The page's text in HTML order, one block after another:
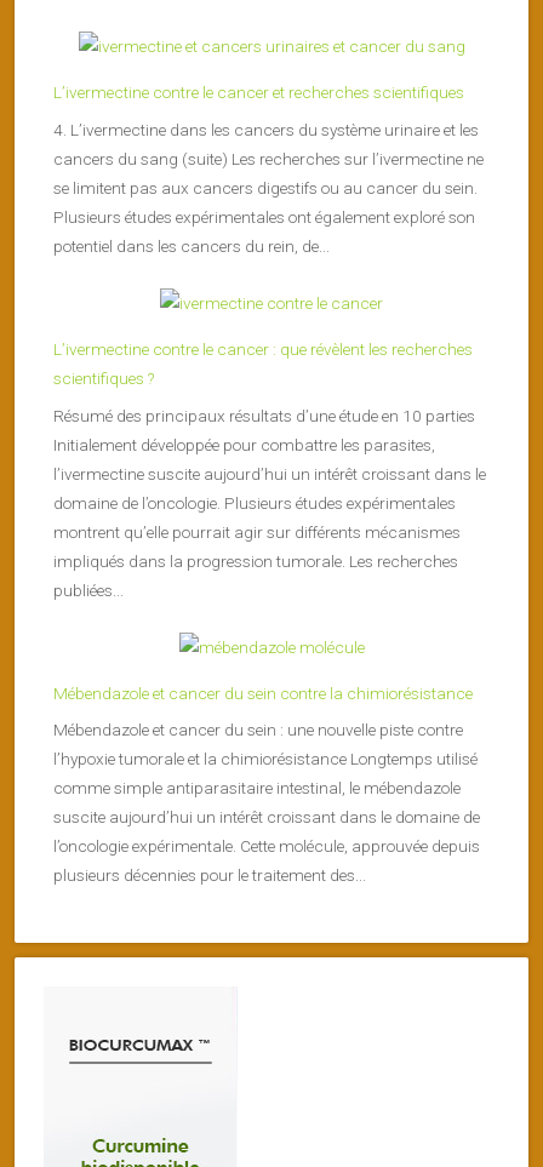
L’ivermectine contre le cancer et recherches scientifiques
4. L’ivermectine dans les cancers du système urinaire et les
cancers du sang (suite) Les recherches sur l’ivermectine ne
se limitent pas aux cancers digestifs ou au cancer du sein.
Plusieurs études expérimentales ont également exploré son
potentiel dans les cancers du rein, de...
L’ivermectine contre le cancer : que révèlent les recherches
scientifiques ?
Résumé des principaux résultats d’une étude en 10 parties
Initialement développée pour combattre les parasites,
l’ivermectine suscite aujourd’hui un intérêt croissant dans le
domaine de l’oncologie. Plusieurs études expérimentales
montrent qu’elle pourrait agir sur différents mécanismes
impliqués dans la progression tumorale. Les recherches
publiées...
Mébendazole et cancer du sein contre la chimiorésistance
Mébendazole et cancer du sein : une nouvelle piste contre
l’hypoxie tumorale et la chimiorésistance Longtemps utilisé
comme simple antiparasitaire intestinal, le mébendazole
suscite aujourd’hui un intérêt croissant dans le domaine de
l’oncologie expérimentale. Cette molécule, approuvée depuis
plusieurs décennies pour le traitement des...